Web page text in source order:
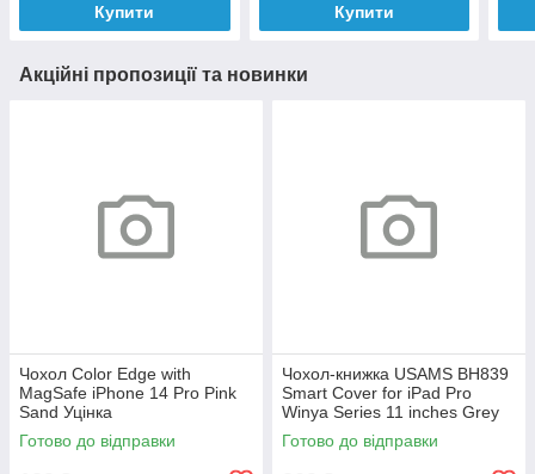
Купити Купити
Акційні пропозиції та новинки
Чохол Color Edge with
MagSafe iPhone 14 Pro Pink
Sand Уцінка
Готово до відправки
Чохол-книжка USAMS BH839
Smart Cover for iPad Pro
Winya Series 11 inches Grey
Уцінка
Готово до відправки